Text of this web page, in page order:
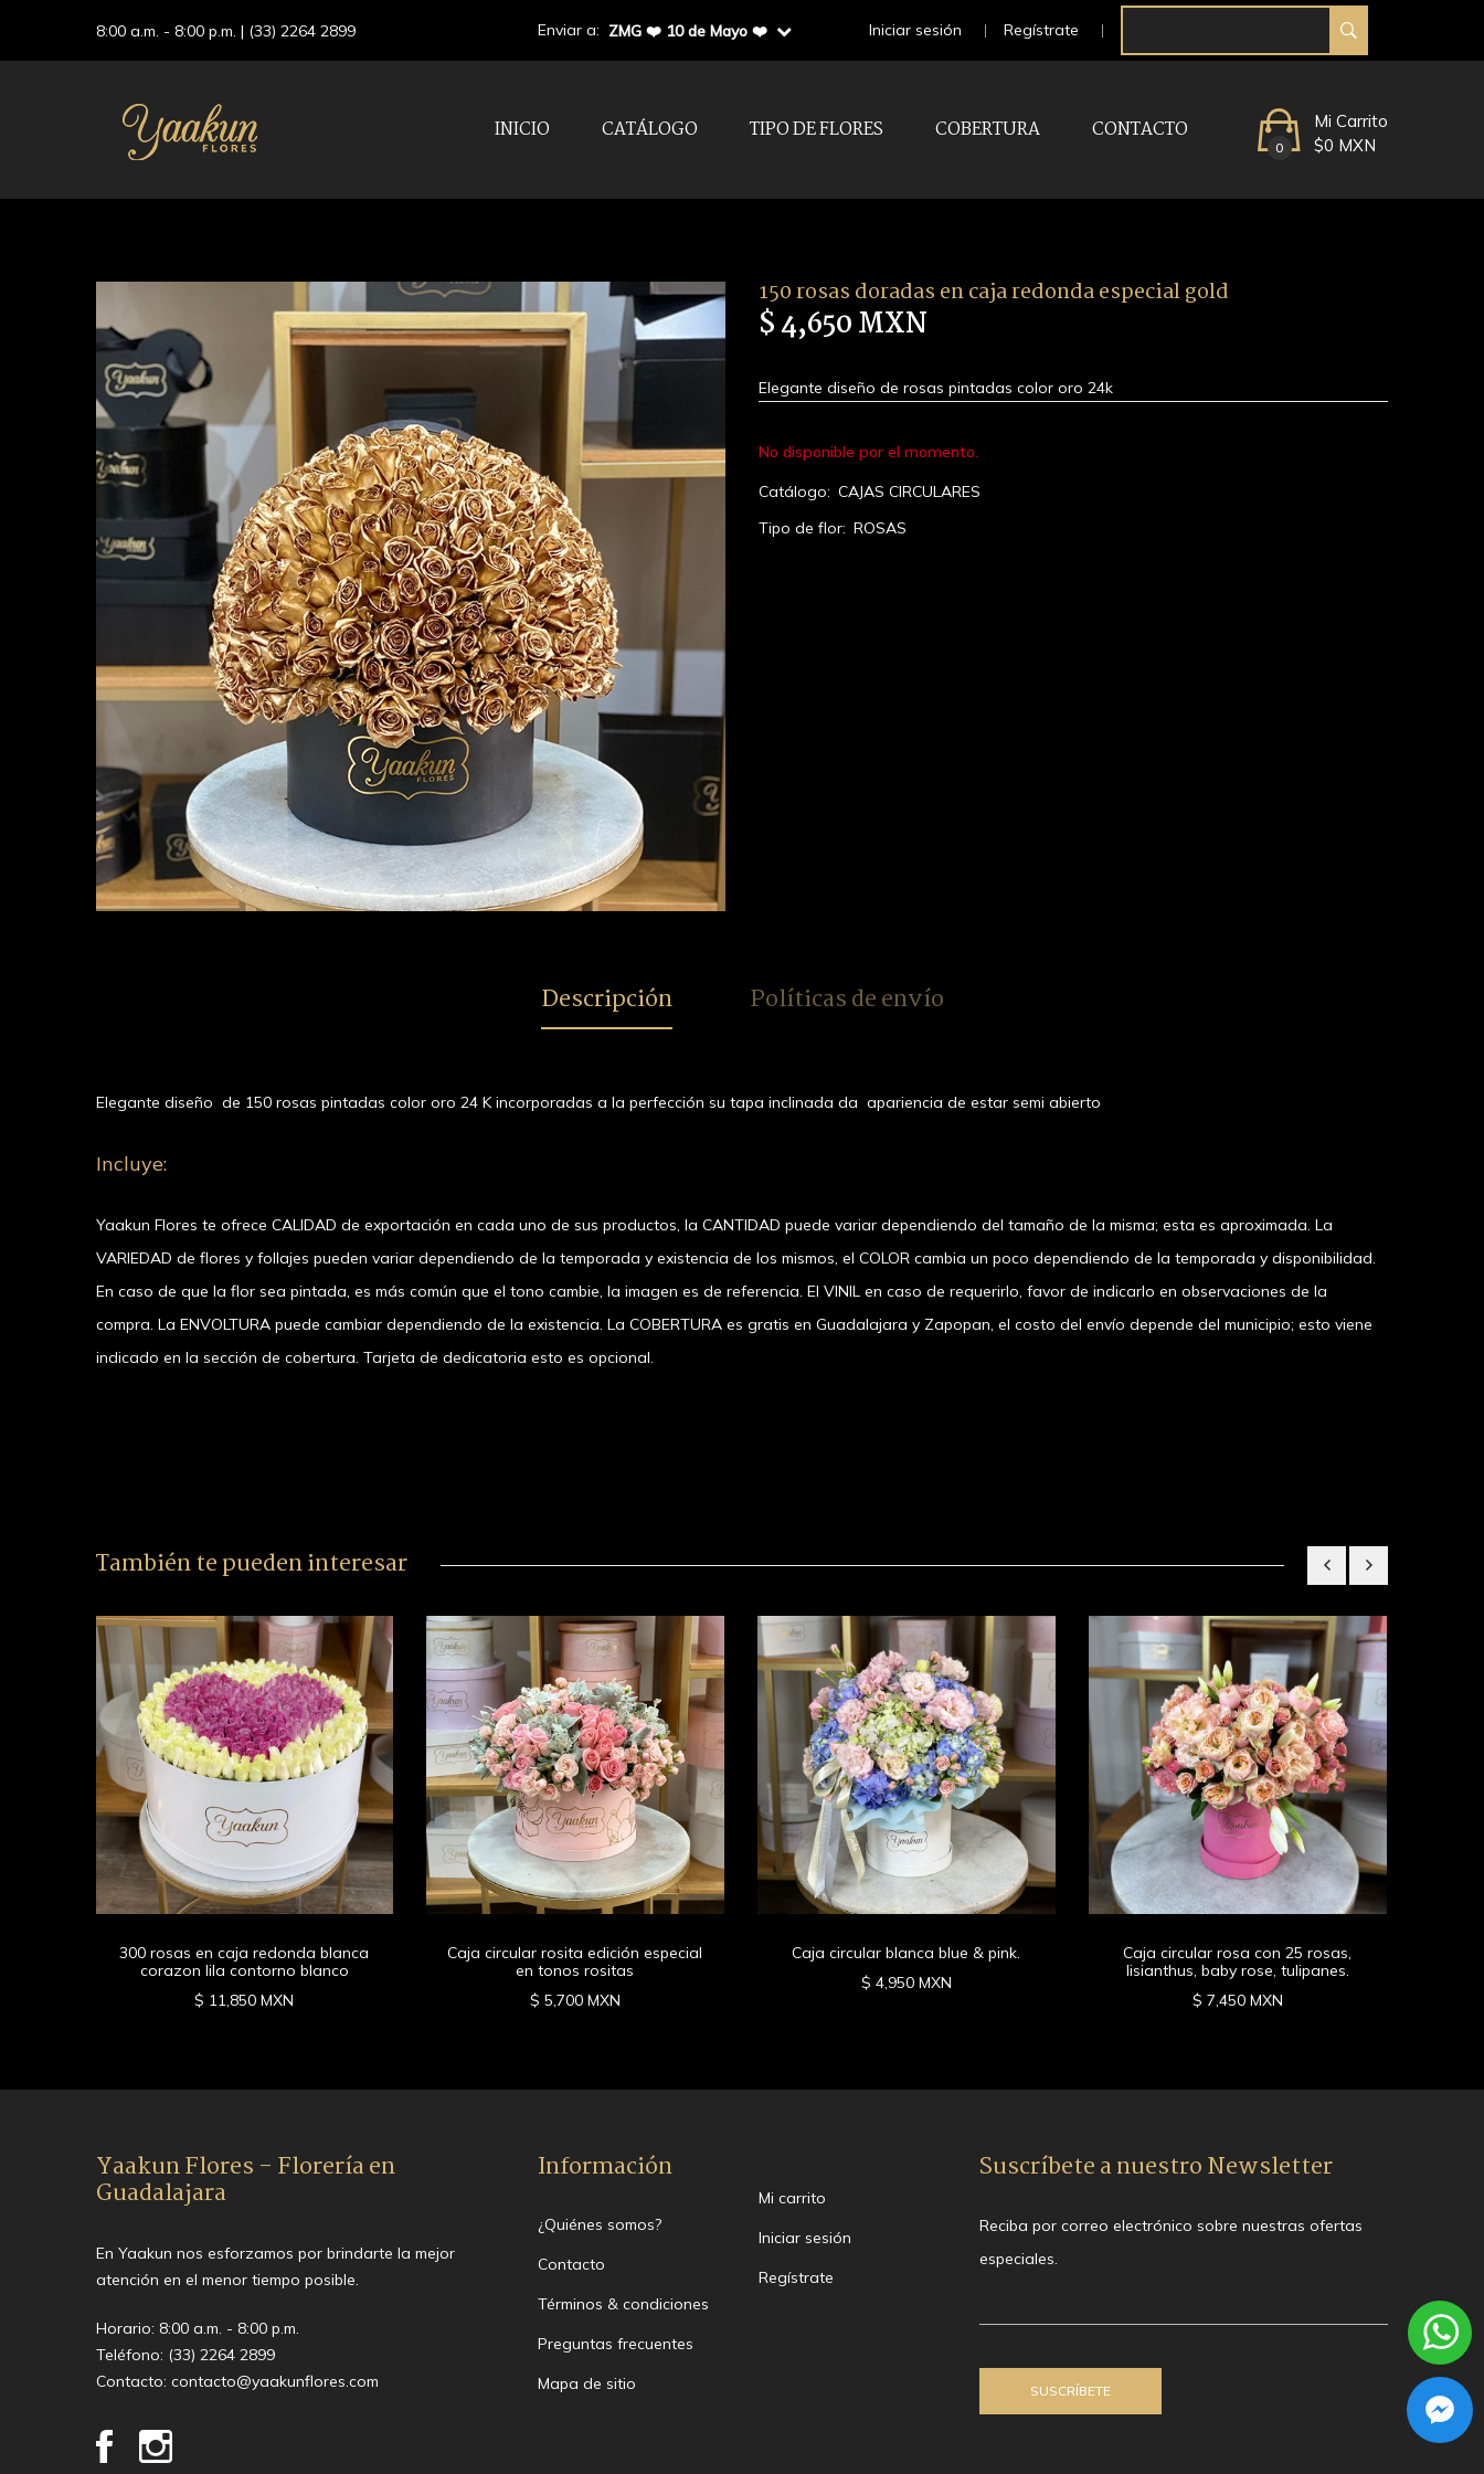
8:00 a.m. - 8:00 p.m. | (33) 2264 2899 Enviar a: ZMG ❤️ 10 de Mayo ❤️ Iniciar sesión Regístrate
INICIO CATÁLOGO TIPO DE FLORES COBERTURA CONTACTO
0
Mi Carrito
$0 MXN
150 rosas doradas en caja redonda especial gold
$ 4,650 MXN
Elegante diseño de rosas pintadas color oro 24k
No disponible por el momento.
Catálogo: CAJAS CIRCULARES
Tipo de flor: ROSAS
Descripción Políticas de envío
Elegante diseño de 150 rosas pintadas color oro 24 K incorporadas a la perfección su tapa inclinada da apariencia de estar semi abierto
Incluye:
Yaakun Flores te ofrece CALIDAD de exportación en cada uno de sus productos, la CANTIDAD puede variar dependiendo del tamaño de la misma; esta es aproximada. La
VARIEDAD de flores y follajes pueden variar dependiendo de la temporada y existencia de los mismos, el COLOR cambia un poco dependiendo de la temporada y disponibilidad.
En caso de que la flor sea pintada, es más común que el tono cambie, la imagen es de referencia. El VINIL en caso de requerirlo, favor de indicarlo en observaciones de la
compra. La ENVOLTURA puede cambiar dependiendo de la existencia. La COBERTURA es gratis en Guadalajara y Zapopan, el costo del envío depende del municipio; esto viene
indicado en la sección de cobertura. Tarjeta de dedicatoria esto es opcional.
También te pueden interesar
300 rosas en caja redonda blanca
corazon lila contorno blanco
$ 11,850 MXN
Caja circular rosita edición especial
en tonos rositas
$ 5,700 MXN
Caja circular blanca blue & pink.
$ 4,950 MXN
Caja circular rosa con 25 rosas,
lisianthus, baby rose, tulipanes.
$ 7,450 MXN
Yaakun Flores - Florería en
Guadalajara
En Yaakun nos esforzamos por brindarte la mejor
atención en el menor tiempo posible.
Horario: 8:00 a.m. - 8:00 p.m.
Teléfono: (33) 2264 2899
Contacto: contacto@yaakunflores.com
Información
¿Quiénes somos?
Contacto
Términos & condiciones
Preguntas frecuentes
Mapa de sitio
Mi carrito
Iniciar sesión
Regístrate
Suscríbete a nuestro Newsletter
Reciba por correo electrónico sobre nuestras ofertas
especiales.